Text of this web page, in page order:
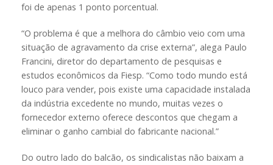
foi de apenas 1 ponto porcentual.
“O problema é que a melhora do câmbio veio com uma
situação de agravamento da crise externa”, alega Paulo
Francini, diretor do departamento de pesquisas e
estudos econômicos da Fiesp. “Como todo mundo está
louco para vender, pois existe uma capacidade instalada
da indústria excedente no mundo, muitas vezes o
fornecedor externo oferece descontos que chegam a
eliminar o ganho cambial do fabricante nacional.”
Do outro lado do balcão, os sindicalistas não baixam a